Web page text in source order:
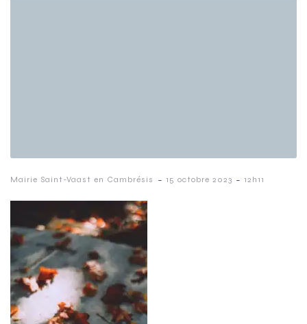
Mairie Saint-Vaast en Cambrésis - 15 octobre 2023 - 12h11